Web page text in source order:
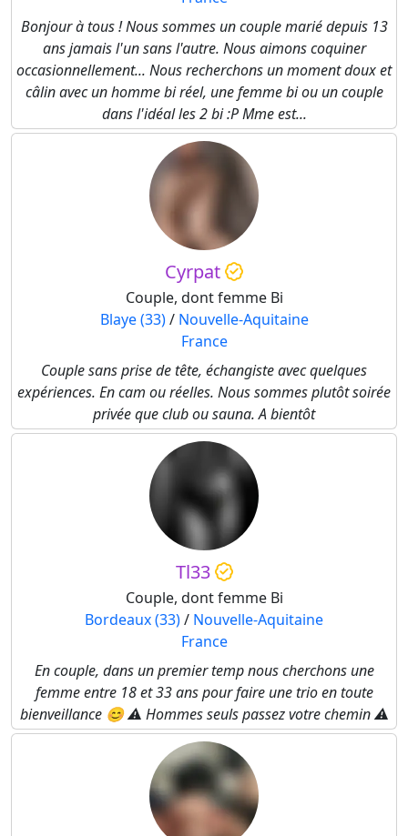
Bonjour à tous ! Nous sommes un couple marié depuis 13
ans jamais l'un sans l'autre. Nous aimons coquiner
occasionnellement... Nous recherchons un moment doux et
câlin avec un homme bi réel, une femme bi ou un couple
dans l'idéal les 2 bi :P Mme est...
Cyrpat
Couple, dont femme Bi
Blaye (33)/ Nouvelle-Aquitaine
France
Couple sans prise de tête, échangiste avec quelques
expériences. En cam ou réelles. Nous sommes plutôt soirée
privée que club ou sauna. A bientôt
Tl33
Couple, dont femme Bi
Bordeaux (33)/ Nouvelle-Aquitaine
France
En couple, dans un premier temp nous cherchons une
femme entre 18 et 33 ans pour faire une trio en toute
bienveillance 😊 ⚠️ Hommes seuls passez votre chemin ⚠️